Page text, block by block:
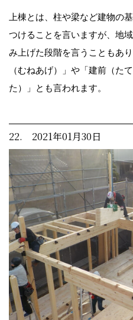
上棟とは、柱や梁など建物の
つけることを言いますが、地
み上げた段階を言うこともあ
（むねあげ）」や「建前（た
た）」とも言われます。
22. 2021年01月30日